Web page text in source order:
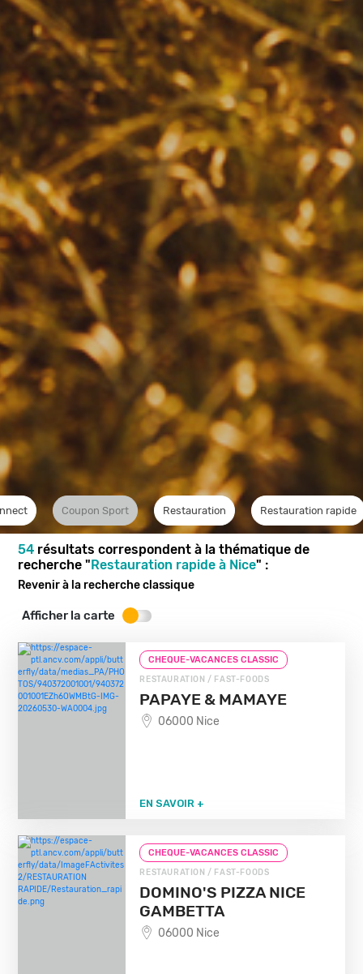
Coupon Sport Restauration Restauration rapide
54 résultats correspondent à la thématique de
recherche "Restauration rapide à Nice" :
Revenir à la recherche classique
Afficher la carte
CHEQUE-VACANCES CLASSIC
RESTAURATION / FAST-FOODS
PAPAYE & MAMAYE
06000 Nice
EN SAVOIR +
CHEQUE-VACANCES CLASSIC
RESTAURATION / FAST-FOODS
DOMINO'S PIZZA NICE
GAMBETTA
06000 Nice